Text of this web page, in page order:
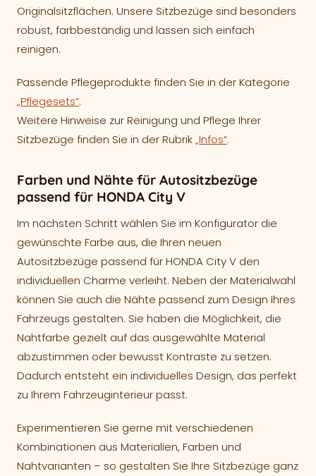
Originalsitzflächen. Unsere Sitzbezüge sind besonders
robust, farbbeständig und lassen sich einfach
reinigen.
Passende Pflegeprodukte finden Sie in der Kategorie
„Pflegesets“.
Weitere Hinweise zur Reinigung und Pflege Ihrer
Sitzbezüge finden Sie in der Rubrik„Infos“.
Farben und Nähte für Autositzbezüge
passend für HONDA City V
Im nächsten Schritt wählen Sie im Konfigurator die
gewünschte Farbe aus, die Ihren neuen
Autositzbezüge passend für HONDA City V den
individuellen Charme verleiht. Neben der Materialwahl
können Sie auch die Nähte passend zum Design Ihres
Fahrzeugs gestalten. Sie haben die Möglichkeit, die
Nahtfarbe gezielt auf das ausgewählte Material
abzustimmen oder bewusst Kontraste zu setzen.
Dadurch entsteht ein individuelles Design, das perfekt
zu Ihrem Fahrzeuginterieur passt.
Experimentieren Sie gerne mit verschiedenen
Kombinationen aus Materialien, Farben und
Nahtvarianten – so gestalten Sie Ihre Sitzbezüge ganz